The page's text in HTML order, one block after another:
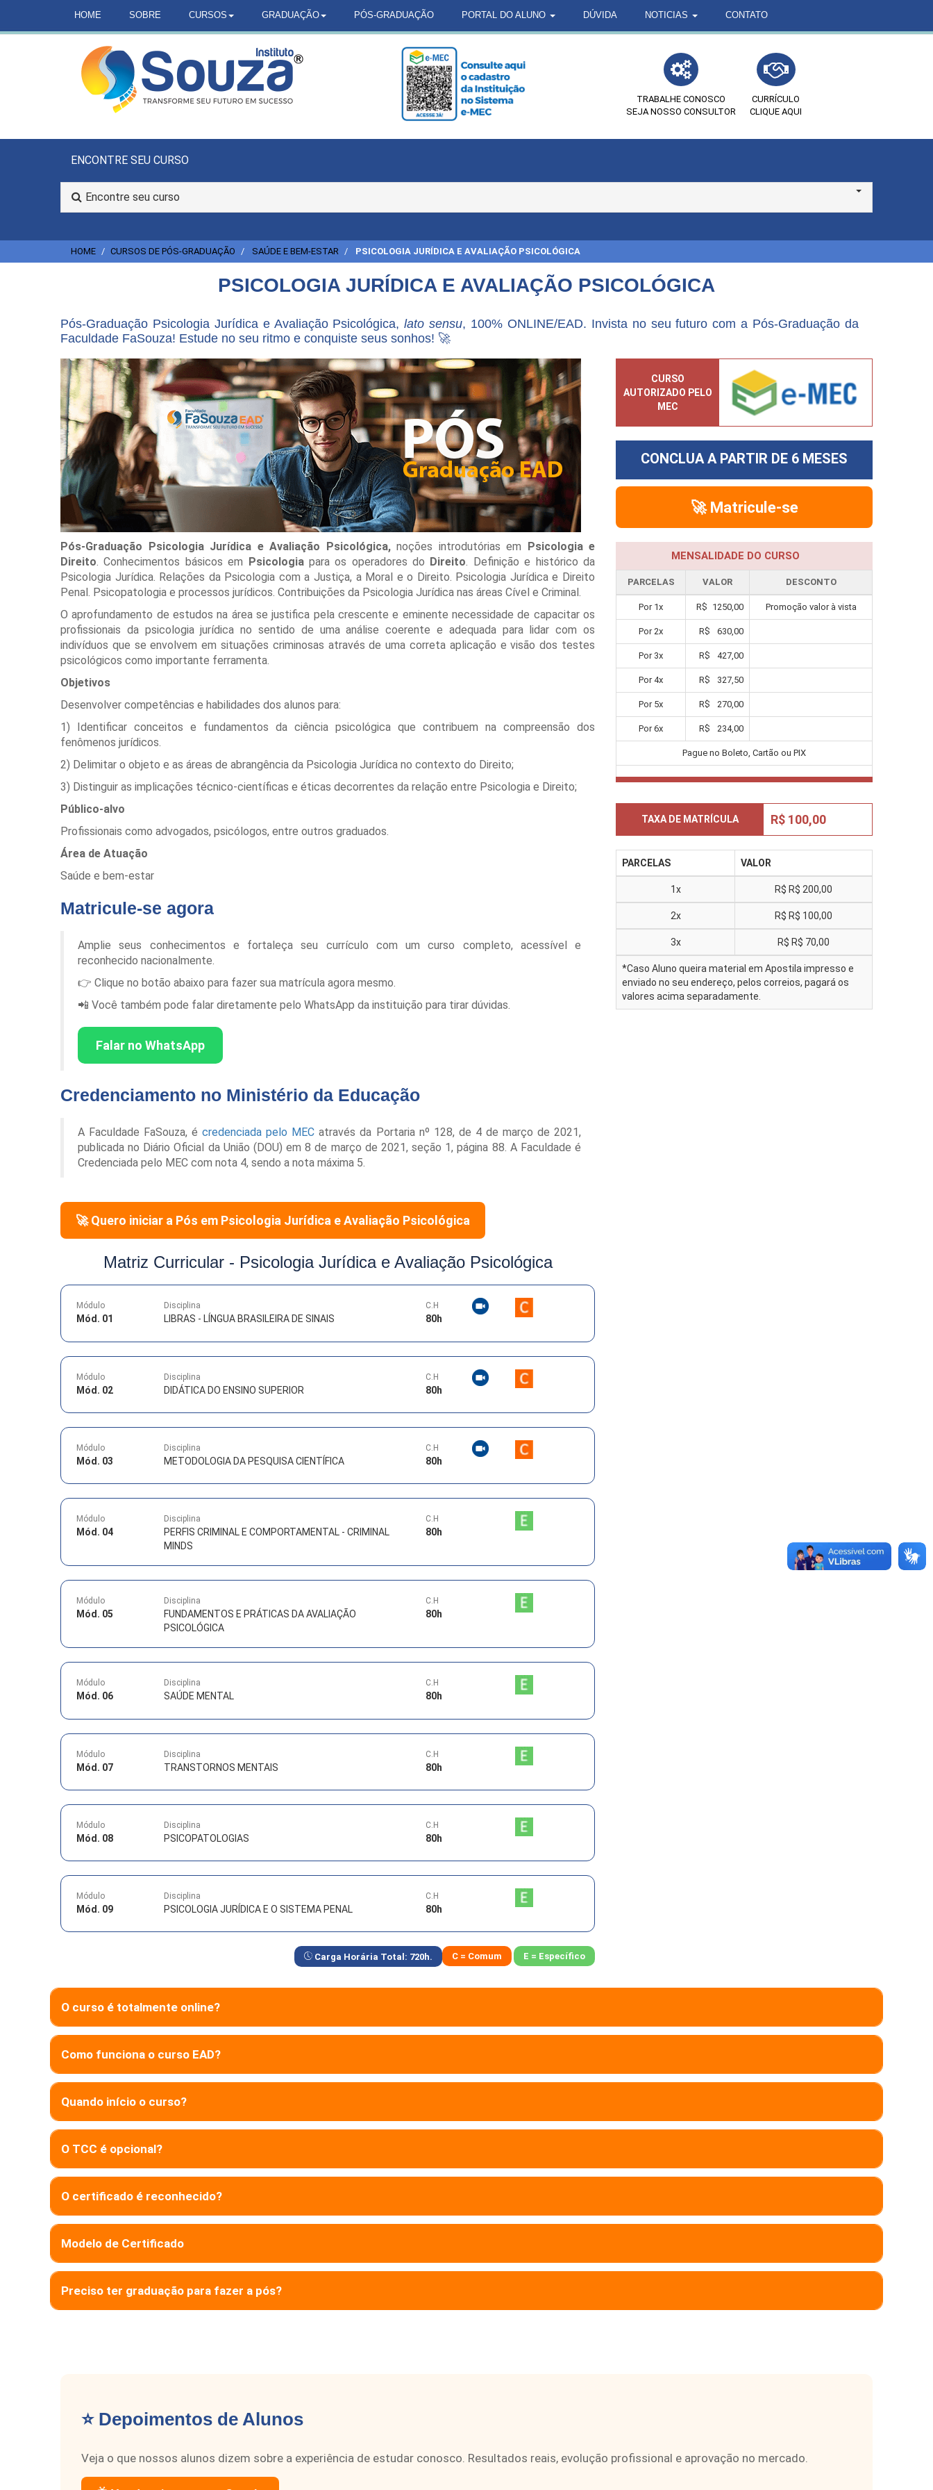
HOME SOBRE CURSOS GRADUAÇÃO PÓS-GRADUAÇÃO PORTAL DO ALUNO DÚVIDA NOTICIAS CONTATO
TRABALHE CONOSCO
SEJA NOSSO CONSULTOR
CURRÍCULO
CLIQUE AQUI
ENCONTRE SEU CURSO
Encontre seu curso
HOME CURSOS DE PÓS-GRADUAÇÃO SAÚDE E BEM-ESTAR PSICOLOGIA JURÍDICA E AVALIAÇÃO PSICOLÓGICA
PSICOLOGIA JURÍDICA E AVALIAÇÃO PSICOLÓGICA
Pós-Graduação Psicologia Jurídica e Avaliação Psicológica,lato sensu, 100% ONLINE/EAD. Invista no seu futuro com a Pós-Graduação da
Faculdade FaSouza! Estude no seu ritmo e conquiste seus sonhos! 🚀
Pós-Graduação Psicologia Jurídica e Avaliação Psicológica,noções introdutórias em
Psicologia e
Direito. Conhecimentos básicos em Psicologiapara os operadores do Direito. Definição e histórico da
Psicologia Jurídica. Relações da Psicologia com a Justiça, a Moral e o Direito. Psicologia Jurídica e Direito
Penal. Psicopatologia e processos jurídicos. Contribuições da Psicologia Jurídica nas áreas Cível e Criminal.
O aprofundamento de estudos na área se justifica pela crescente e eminente necessidade de capacitar os
profissionais da psicologia jurídica no sentido de uma análise coerente e adequada para lidar com os
indivíduos que se envolvem em situações criminosas através de uma correta aplicação e visão dos testes
psicológicos como importante ferramenta.
Objetivos
Desenvolver competências e habilidades dos alunos para:
1) Identificar conceitos e fundamentos da ciência psicológica que contribuem na compreensão dos
fenômenos jurídicos.
2) Delimitar o objeto e as áreas de abrangência da Psicologia Jurídica no contexto do Direito;
3) Distinguir as implicações técnico-científicas e éticas decorrentes da relação entre Psicologia e Direito;
Público-alvo
Profissionais como advogados, psicólogos, entre outros graduados.
Área de Atuação
Saúde e bem-estar
Matricule-se agora
Amplie seus conhecimentos e fortaleça seu currículo com um curso completo, acessível e
reconhecido nacionalmente.
👉 Clique no botão abaixo para fazer sua matrícula agora mesmo.
📲 Você também pode falar diretamente pelo WhatsApp da instituição para tirar dúvidas.
Falar no WhatsApp
Credenciamento no Ministério da Educação
A Faculdade FaSouza, écredenciada pelo MEC através da Portaria nº 128, de 4 de março de 2021,
publicada no Diário Oficial da União (DOU) em 8 de março de 2021, seção 1, página 88. A Faculdade é
Credenciada pelo MEC com nota 4, sendo a nota máxima 5.
🚀 Quero iniciar a Pós em Psicologia Jurídica e Avaliação Psicológica
Matriz Curricular - Psicologia Jurídica e Avaliação Psicológica
Módulo
Mód. 01
Disciplina
LIBRAS - LÍNGUA BRASILEIRA DE SINAIS
C.H
80h
Módulo
Mód. 02
Disciplina
DIDÁTICA DO ENSINO SUPERIOR
C.H
80h
Módulo
Mód. 03
Disciplina
METODOLOGIA DA PESQUISA CIENTÍFICA
C.H
80h
Módulo
Mód. 04
Disciplina
PERFIS CRIMINAL E COMPORTAMENTAL - CRIMINAL
MINDS
C.H
80h
Módulo
Mód. 05
Disciplina
FUNDAMENTOS E PRÁTICAS DA AVALIAÇÃO
PSICOLÓGICA
C.H
80h
Módulo
Mód. 06
Disciplina
SAÚDE MENTAL
C.H
80h
Módulo
Mód. 07
Disciplina
TRANSTORNOS MENTAIS
C.H
80h
Módulo
Mód. 08
Disciplina
PSICOPATOLOGIAS
C.H
80h
Módulo
Mód. 09
Disciplina
PSICOLOGIA JURÍDICA E O SISTEMA PENAL
C.H
80h
Carga Horária Total: 720h. C = Comum E = Específico
CURSO
AUTORIZADO PELO
MEC
CONCLUA A PARTIR DE 6 MESES
🚀 Matricule-se
MENSALIDADE DO CURSO
PARCELAS VALOR DESCONTO
Por 1x R$ 1250,00 Promoção valor à vista
Por2x R$ 630,00
Por 3x R$ 427,00
Por4x R$ 327,50
Por 5x R$ 270,00
Por6x R$ 234,00
Pague no Boleto, Cartão ou PIX
TAXA DE MATRÍCULA R$ 100,00
PARCELAS VALOR
1x R$ R$ 200,00
2x R$ R$ 100,00
3x R$ R$ 70,00
*Caso Aluno queira material em Apostila impresso e
enviado no seu endereço, pelos correios, pagará os
valores acima separadamente.
O curso é totalmente online?
Como funciona o curso EAD?
Quando início o curso?
O TCC é opcional?
O certificado é reconhecido?
Modelo de Certificado
Preciso ter graduação para fazer a pós?
⭐ Depoimentos de Alunos
Veja o que nossos alunos dizem sobre a experiência de estudar conosco. Resultados reais, evolução profissional e aprovação no mercado.